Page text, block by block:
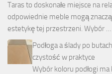
Taras to doskonałe miejsce na
odpowiednie meble mogą
estetykę tej przestrzeni. Wybór …
Podłoga a ślady po
czystość w praktyce
Wybór koloru podłogi